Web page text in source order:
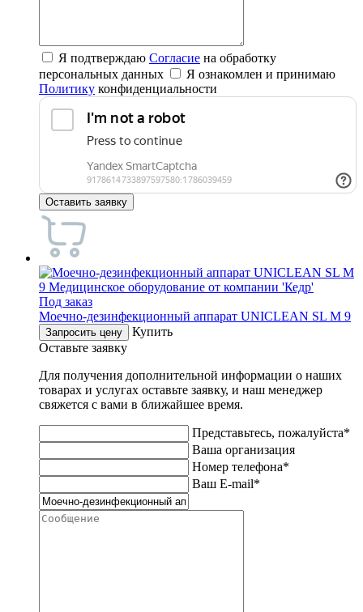
Я подтверждаю Согласие на обработку
персональных данных
Я ознакомлен и принимаю
Политику конфиденциальности
Оставить заявку
Под заказ
Mоечно-дезинфекционный аппарат UNICLEAN SL M 9
Запросить цену
Купить
Оставьте заявку
Для получения дополнительной информации о наших
товарах и услугах оставьте заявку, и наш менеджер
свяжется с вами в ближайшее время.
Представьтесь, пожалуйста*
Ваша организация
Номер телефона*
Ваш E-mail*